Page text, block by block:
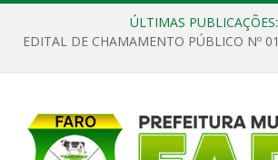
ÚLTIMAS PUBLICAÇÕES: